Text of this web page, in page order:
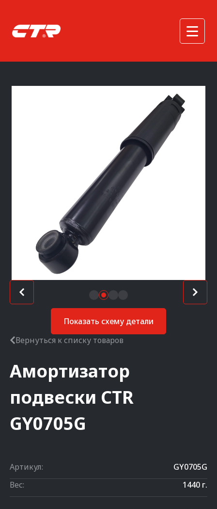
Показать схему детали
Вернуться к списку товаров
Амортизатор
подвески CTR
GY0705G
Артикул:
GY0705G
Вес:
1440 г.